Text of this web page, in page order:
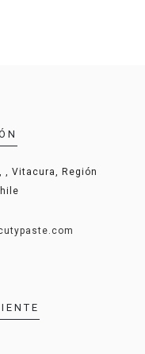
, Vitacura, Región